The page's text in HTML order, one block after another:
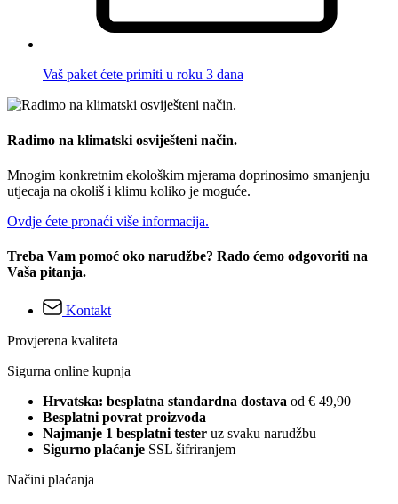
Vaš paket ćete primiti u roku 3 dana
Radimo na klimatski osviješteni način.
Mnogim konkretnim ekološkim mjerama doprinosimo smanjenju
utjecaja na okoliš i klimu koliko je moguće.
Ovdje ćete pronaći više informacija.
Treba Vam pomoć oko narudžbe? Rado ćemo odgovoriti na
Vaša pitanja.
Kontakt
Provjerena kvaliteta
Sigurna online kupnja
Hrvatska: besplatna standardna dostava od € 49,90
Besplatni povrat proizvoda
Najmanje 1 besplatni tester uz svaku narudžbu
Sigurno plaćanje SSL šifriranjem
Načini plaćanja